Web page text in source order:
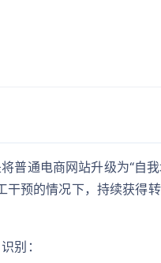
通电商网站升级为“自
预的情况下，持续获得
别：